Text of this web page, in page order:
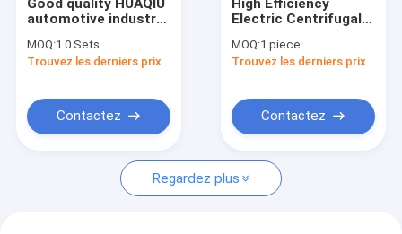
Good quality HUAQIU
automotive industry
fighting portable
water pump and
15hp emergency for
sea
MOQ:1.0 Sets
Trouvez les derniers prix
Contactez
High Efficiency
Electric Centrifugal
Ammonia Circulating
Mcdl Stainless Steel
MOQ:1 piece
Trouvez les derniers prix
Contactez
Regardez plus